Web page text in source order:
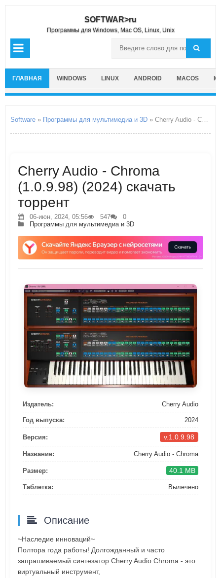
SOFTWAR>ru
Программы для Windows, Mac OS, Linux, Unix
ГЛАВНАЯ WINDOWS LINUX ANDROID MACOS
Software » Программы для мультимедиа и 3D » Cherry Audio - Chroma
Cherry Audio - Chroma
(1.0.9.98) (2024) скачать
торрент
06-июн, 2024, 05:56 547
0
Программы для мультимедиа и 3D
Издатель: Cherry Audio
Год выпуска: 2024
Версия: v.1.0.9.98
Название: Cherry Audio - Chroma
Размер: 40.1 MB
Таблетка: Вылечено
Описание
~Наследие инноваций~
Полтора года работы! Долгожданный и часто
запрашиваемый синтезатор Cherry Audio Chroma - это
виртуальный инструмент,